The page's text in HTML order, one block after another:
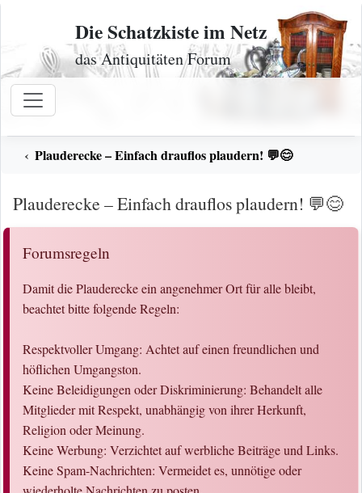
Zum Inhalt
Die Schatzkiste im Netz
das Antiquitäten Forum
Plauderecke – Einfach drauflos plaudern! 💬😊
Plauderecke – Einfach drauflos plaudern! 💬😊
Forumsregeln
Damit die Plauderecke ein angenehmer Ort für alle bleibt,
beachtet bitte folgende Regeln:
Respektvoller Umgang: Achtet auf einen freundlichen und
höflichen Umgangston.
Keine Beleidigungen oder Diskriminierung: Behandelt alle
Mitglieder mit Respekt, unabhängig von ihrer Herkunft,
Religion oder Meinung.
Keine Werbung: Verzichtet auf werbliche Beiträge und Links.
Keine Spam-Nachrichten: Vermeidet es, unnötige oder